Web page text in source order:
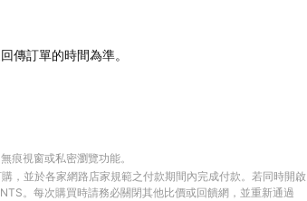
傳訂單的時間為準。
痕視窗或私密瀏覽功能。
，並於各家網路店家規範之付款期間內完成付款。若同時開啟
。每次購買時請務必關閉其他比價或回饋網，並重新通過